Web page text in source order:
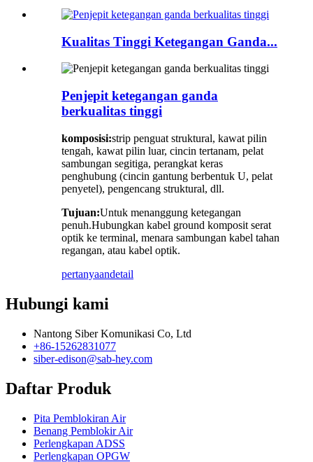
Kualitas Tinggi Ketegangan Ganda...
Penjepit ketegangan ganda
berkualitas tinggi
komposisi:strip penguat struktural, kawat pilin
tengah, kawat pilin luar, cincin tertanam, pelat
sambungan segitiga, perangkat keras
penghubung (cincin gantung berbentuk U, pelat
penyetel), pengencang struktural, dll.
Tujuan:Untuk menanggung ketegangan
penuh.Hubungkan kabel ground komposit serat
optik ke terminal, menara sambungan kabel tahan
regangan, atau kabel optik.
pertanyaandetail
Hubungi kami
Nantong Siber Komunikasi Co, Ltd
+86-15262831077
siber-edison@sab-hey.com
Daftar Produk
Pita Pemblokiran Air
Benang Pemblokir Air
Perlengkapan ADSS
Perlengkapan OPGW